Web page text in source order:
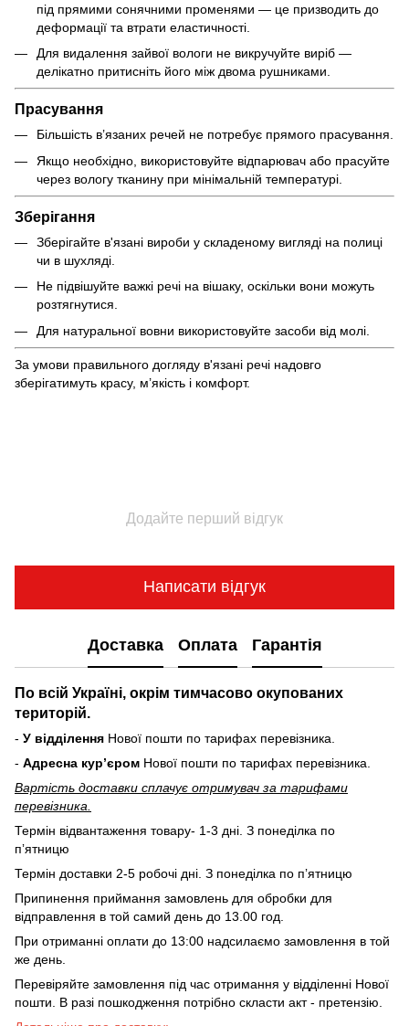
під прямими сонячними променями — це призводить до
деформації та втрати еластичності.
Для видалення зайвої вологи не викручуйте виріб —
делікатно притисніть його між двома рушниками.
Прасування
Більшість в’язаних речей не потребує прямого прасування.
Якщо необхідно, використовуйте відпарювач або прасуйте
через вологу тканину при мінімальній температурі.
Зберігання
Зберігайте в'язані вироби у складеному вигляді на полиці
чи в шухляді.
Не підвішуйте важкі речі на вішаку, оскільки вони можуть
розтягнутися.
Для натуральної вовни використовуйте засоби від молі.
За умови правильного догляду в'язані речі надовго
зберігатимуть красу, м’якість і комфорт.
Додайте перший відгук
Написати відгук
Доставка Оплата Гарантія
По всій Україні, окрім тимчасово окупованих
територій.
- У відділення Нової пошти по тарифах перевізника.
- Адресна курʼєром Нової пошти по тарифах перевізника.
Вартість доставки cплачує отримувач за тарифами
перевізника.
Термін відвантаження товару- 1-3 дні. З понеділка по
пʼятницю
Термін доставки 2-5 робочі дні. З понеділка по пʼятницю
Припинення приймання замовлень для обробки для
відправлення в той самий день до 13.00 год.
При отриманні оплати до 13:00 надсилаємо замовлення в той
же день.
Перевіряйте замовлення під час отримання у відділенні Нової
пошти. В разі пошкодження потрібно скласти акт - претензію.